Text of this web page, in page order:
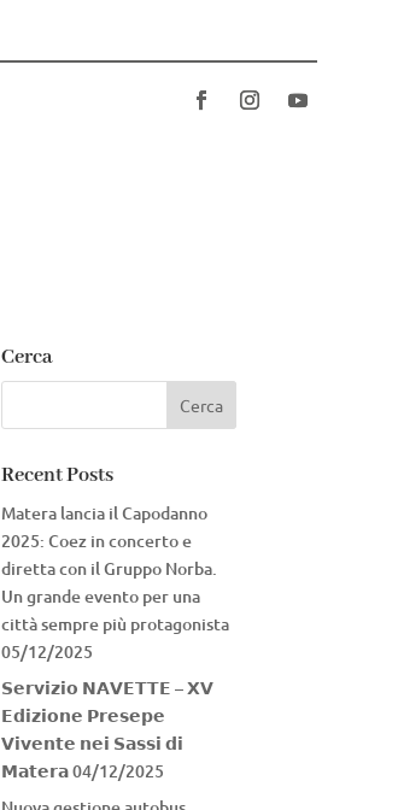
Cerca
Recent Posts
Matera lancia il Capodanno
2025: Coez in concerto e
diretta con il Gruppo Norba.
Un grande evento per una
città sempre più protagonista
05/12/2025
𝗦𝗲𝗿𝘃𝗶𝘇𝗶𝗼 𝗡𝗔𝗩𝗘𝗧𝗧𝗘 – 𝗫𝗩
𝗘𝗱𝗶𝘇𝗶𝗼𝗻𝗲 𝗣𝗿𝗲𝘀𝗲𝗽𝗲
𝗩𝗶𝘃𝗲𝗻𝘁𝗲 𝗻𝗲𝗶 𝗦𝗮𝘀𝘀𝗶 𝗱𝗶
𝗠𝗮𝘁𝗲𝗿𝗮04/12/2025